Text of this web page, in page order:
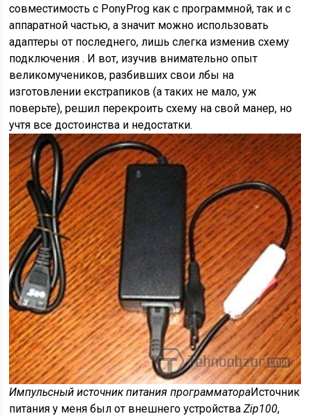
совместимость с PonyProg как с программной, так и с
аппаратной частью, а значит можно использовать
адаптеры от последнего, лишь слегка изменивсхему
подключения . И вот, изучив внимательно опыт
великомучеников, разбивших свои лбы на
изготовлении екстрапиков (а таких не мало, уж
поверьте), решил перекроить схему на свой манер, но
учтя все достоинства и недостатки.
Импульсный источник питания программатораИсточник
питания у меня был от внешнего устройстваZip100,